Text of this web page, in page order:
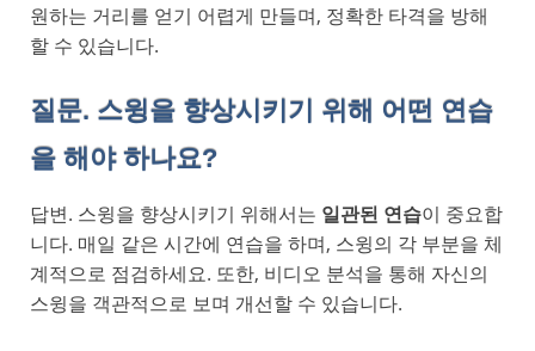
원하는 거리를 얻기 어렵게 만들며, 정확한 타격을 방해
할 수 있습니다.
질문. 스윙을 향상시키기 위해 어떤 연습
을 해야 하나요?
답변. 스윙을 향상시키기 위해서는 일관된 연습이 중요합
니다. 매일 같은 시간에 연습을 하며, 스윙의 각 부분을 체
계적으로 점검하세요. 또한, 비디오 분석을 통해 자신의
스윙을 객관적으로 보며 개선할 수 있습니다.